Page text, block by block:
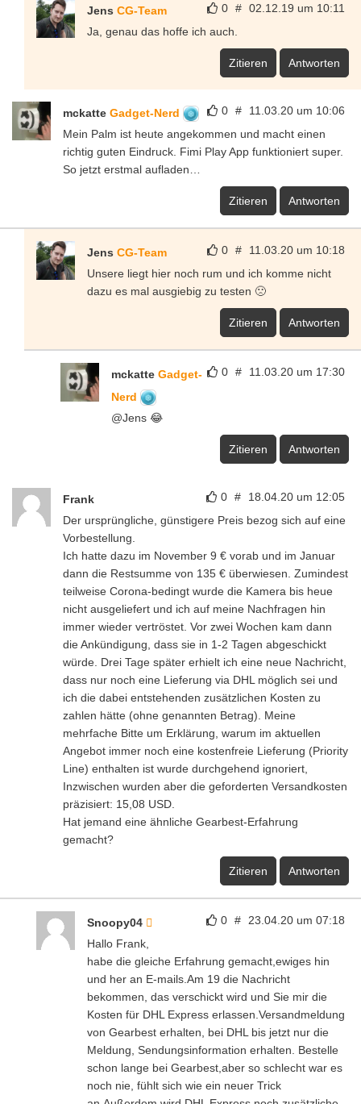
0 # 02.12.19 um 10:11
Jens CG-Team
Ja, genau das hoffe ich auch.
Zitieren Antworten
0 # 11.03.20 um 10:06
mckatte Gadget-Nerd
Mein Palm ist heute angekommen und macht einen
richtig guten Eindruck. Fimi Play App funktioniert super.
So jetzt erstmal aufladen…
Zitieren Antworten
0 # 11.03.20 um 10:18
Jens CG-Team
Unsere liegt hier noch rum und ich komme nicht
dazu es mal ausgiebig zu testen 🙁
Zitieren Antworten
0 # 11.03.20 um 17:30
mckatte Gadget-
Nerd
@Jens 😂
Zitieren Antworten
0 # 18.04.20 um 12:05
Frank
Der ursprüngliche, günstigere Preis bezog sich auf eine
Vorbestellung.
Ich hatte dazu im November 9 € vorab und im Januar
dann die Restsumme von 135 € überwiesen. Zumindest
teilweise Corona-bedingt wurde die Kamera bis heue
nicht ausgeliefert und ich auf meine Nachfragen hin
immer wieder vertröstet. Vor zwei Wochen kam dann
die Ankündigung, dass sie in 1-2 Tagen abgeschickt
würde. Drei Tage später erhielt ich eine neue Nachricht,
dass nur noch eine Lieferung via DHL möglich sei und
ich die dabei entstehenden zusätzlichen Kosten zu
zahlen hätte (ohne genannten Betrag). Meine
mehrfache Bitte um Erklärung, warum im aktuellen
Angebot immer noch eine kostenfreie Lieferung (Priority
Line) enthalten ist wurde durchgehend ignoriert,
Inzwischen wurden aber die geforderten Versandkosten
präzisiert: 15,08 USD.
Hat jemand eine ähnliche Gearbest-Erfahrung
gemacht?
Zitieren Antworten
0 # 23.04.20 um 07:18
Snoopy04
Hallo Frank,
habe die gleiche Erfahrung gemacht,ewiges hin
und her an E-mails.Am 19 die Nachricht
bekommen, das verschickt wird und Sie mir die
Kosten für DHL Express erlassen.Versandmeldung
von Gearbest erhalten, bei DHL bis jetzt nur die
Meldung, Sendungsinformation erhalten. Bestelle
schon lange bei Gearbest,aber so schlecht war es
noch nie, fühlt sich wie ein neuer Trick